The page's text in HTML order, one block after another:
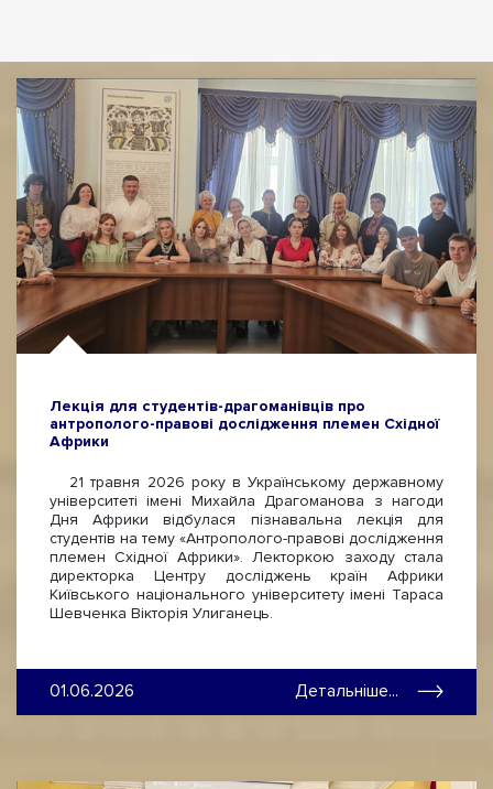
Лекція для студентів-драгоманівців про
антрополого-правові дослідження племен Східної
Африки
21 травня 2026 року в Українському державному
університеті імені Михайла Драгоманова з нагоди
Дня Африки відбулася пізнавальна лекція для
студентів на тему «Антрополого-правові дослідження
племен Східної Африки». Лекторкою заходу стала
директорка Центру досліджень країн Африки
Київського національного університету імені Тараса
Шевченка Вікторія Улиганець.
01.06.2026 Детальніше...